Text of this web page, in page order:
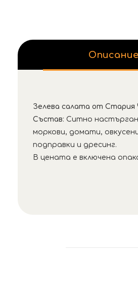
Описание
Зелева салата от Стария
Състав: Ситно
моркови, домати,
подправки и дресинг.
В цената е включена